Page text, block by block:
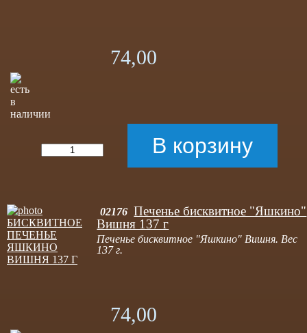
74,00
02176 Печенье бисквитное "Яшкино"
Вишня 137 г
Печенье бисквитное "Яшкино" Вишня. Вес
137 г.
74,00